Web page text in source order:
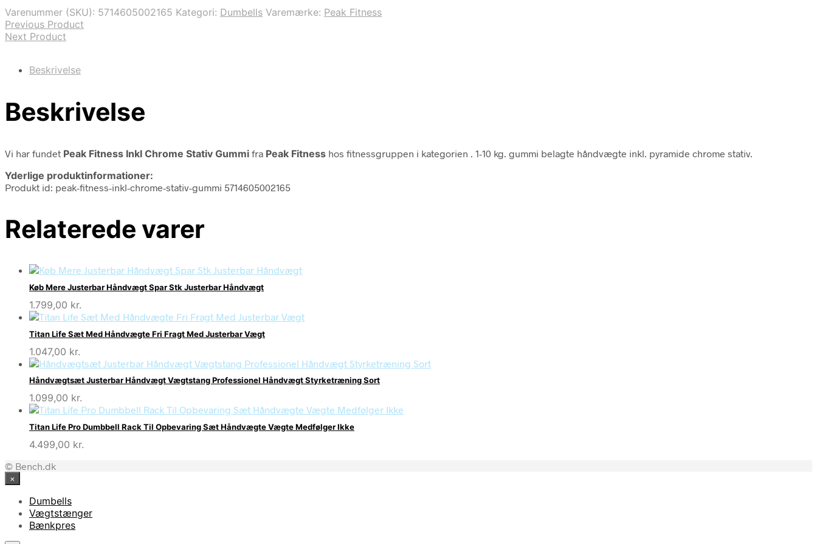
Varenummer (SKU): 5714605002165 Kategori: Dumbells Varemærke: Peak Fitness
Previous Product
Next Product
Beskrivelse
Beskrivelse
Vi har fundet Peak Fitness Inkl Chrome Stativ Gummi fra Peak Fitness hos fitnessgruppen i kategorien . 1-10 kg. gummi belagte håndvægte inkl. pyramide chrome stativ.
Yderlige produktinformationer:
Produkt id: peak-fitness-inkl-chrome-stativ-gummi 5714605002165
Relaterede varer
Køb Mere Justerbar Håndvægt Spar Stk Justerbar Håndvægt
1.799,00 kr.
Titan Life Sæt Med Håndvægte Fri Fragt Med Justerbar Vægt
1.047,00 kr.
Håndvægtsæt Justerbar Håndvægt Vægtstang Professionel Håndvægt Styrketræning Sort
1.099,00 kr.
Titan Life Pro Dumbbell Rack Til Opbevaring Sæt Håndvægte Vægte Medfølger Ikke
4.499,00 kr.
© Bench.dk
×
Dumbells
Vægtstænger
Bænkpres